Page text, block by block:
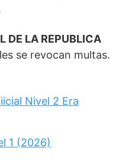
DE LA REPUBLICA
se revocan multas.
Nivel 2 Era
1 (2026)